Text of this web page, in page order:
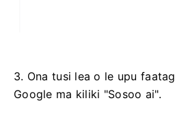
3. Ona tusi lea o le upu
Google ma kiliki "Sosoo ai".